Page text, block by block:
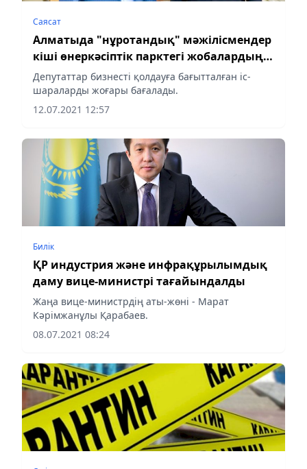
Саясат
Алматыда "нұротандық" мәжілісмендер
кіші өнеркәсіптік парктегі жобалардың
іске асырылуымен танысты
Депутаттар бизнесті қолдауға бағытталған іс-
шараларды жоғары бағалады.
12.07.2021 12:57
Билік
ҚР индустрия және инфрақұрылымдық
даму вице-министрі тағайындалды
Жаңа вице-министрдің аты-жөні - Марат
Кәрімжанұлы Қарабаев.
08.07.2021 08:24